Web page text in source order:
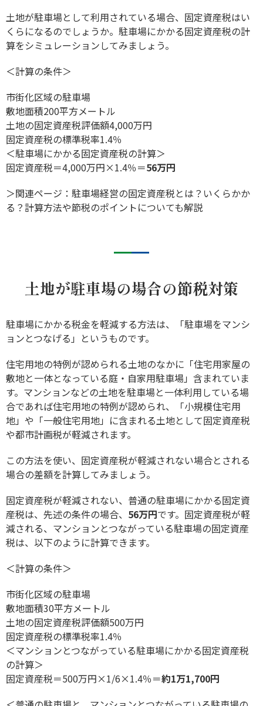
土地が駐車場として利用されている場合、固定資産税はい
くらになるのでしょうか。駐車場にかかる固定資産税の計
算をシミュレーションしてみましょう。
＜計算の条件＞
市街化区域の駐車場
敷地面積200平方メートル
土地の固定資産税評価額4,000万円
固定資産税の標準税率1.4％
＜駐車場にかかる固定資産税の計算＞
固定資産税＝4,000万円×1.4％＝56万円
＞関連ページ： 駐車場経営の固定資産税とは？いくらかか
る？計算方法や節税のポイントについても解説
土地が駐車場の場合の節税対策
駐車場にかかる税金を軽減する方法は、「駐車場をマンシ
ョンとつなげる」というものです。
住宅用地の特例が認められる土地のなかに「住宅用家屋の
敷地と一体となっている庭・自家用駐車場」含まれていま
す。マンションなどの土地を駐車場と一体利用している場
合であれば住宅用地の特例が認められ、「小規模住宅用
地」や「一般住宅用地」に含まれる土地として固定資産税
や都市計画税が軽減されます。
この方法を使い、固定資産税が軽減されない場合とされる
場合の差額を計算してみましょう。
固定資産税が軽減されない、普通の駐車場にかかる固定資
産税は、先述の条件の場合、 56万円です。固定資産税が軽
減される、マンションとつながっている駐車場の固定資産
税は、以下のように計算できます。
＜計算の条件＞
市街化区域の駐車場
敷地面積30平方メートル
土地の固定資産税評価額500万円
固定資産税の標準税率1.4％
＜マンションとつながっている駐車場にかかる固定資産税
の計算＞
固定資産税＝500万円×1/6×1.4％＝約1万1,700円